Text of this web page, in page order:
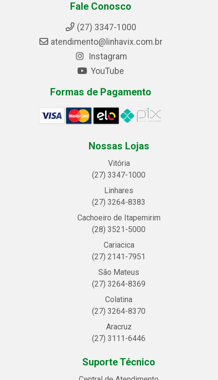
Fale Conosco
(27) 3347-1000
atendimento@linhavix.com.br
Instagram
YouTube
Formas de Pagamento
Nossas Lojas
Vitória
(27) 3347-1000
Linhares
(27) 3264-8383
Cachoeiro de Itapemirim
(28) 3521-5000
Cariacica
(27) 2141-7951
São Mateus
(27) 3264-8369
Colatina
(27) 3264-8370
Aracruz
(27) 3111-6446
Suporte Técnico